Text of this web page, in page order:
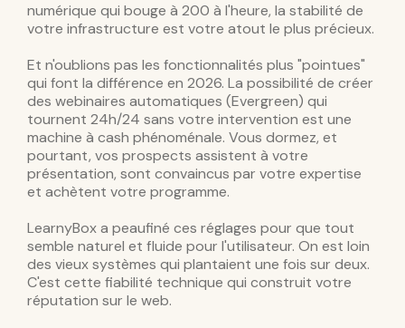
numérique qui bouge à 200 à l'heure, la stabilité de
votre infrastructure est votre atout le plus précieux.
Et n'oublions pas les fonctionnalités plus "pointues"
qui font la différence en 2026. La possibilité de créer
des webinaires automatiques (Evergreen) qui
tournent 24h/24 sans votre intervention est une
machine à cash phénoménale. Vous dormez, et
pourtant, vos prospects assistent à votre
présentation, sont convaincus par votre expertise
et achètent votre programme.
LearnyBox a peaufiné ces réglages pour que tout
semble naturel et fluide pour l'utilisateur. On est loin
des vieux systèmes qui plantaient une fois sur deux.
C'est cette fiabilité technique qui construit votre
réputation sur le web.